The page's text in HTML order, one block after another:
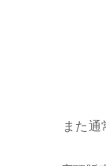
また